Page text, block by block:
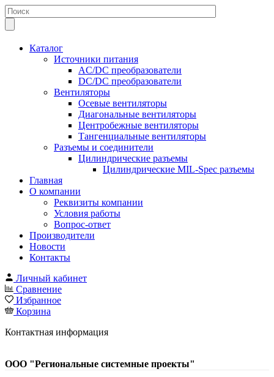
Каталог
Источники питания
AC/DC преобразователи
DC/DC преобразователи
Вентиляторы
Осевые вентиляторы
Диагональные вентиляторы
Центробежные вентиляторы
Тангенциальные вентиляторы
Разъемы и соединители
Цилиндрические разъемы
Цилиндрические MIL-Spec разъемы
Главная
О компании
Реквизиты компании
Условия работы
Вопрос-ответ
Производители
Новости
Контакты
Личный кабинет
Сравнение
Избранное
Корзина
Контактная информация
ООО "Региональные системные проекты"